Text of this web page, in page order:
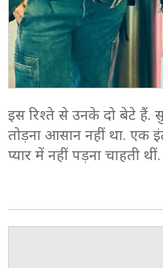
इस रिश्ते से उनके दो बेटे हैं.
तोड़ना आसान नहीं था. एक
प्यार में नहीं पड़ना चाहती थीं.